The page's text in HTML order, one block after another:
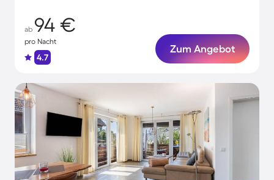
ab 94 €
pro Nacht
4.7
Zum Angebot